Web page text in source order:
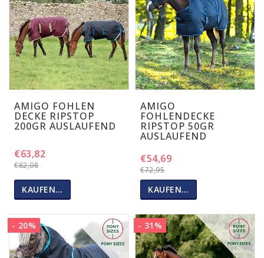
AMIGO FOHLEN
DECKE RIPSTOP
200GR AUSLAUFEND
€82,08
€63,82
KAUFEN…
AMIGO
FOHLENDECKE
RIPSTOP 50GR
AUSLAUFEND
€72,95
€54,69
KAUFEN…
- 20% - 31%